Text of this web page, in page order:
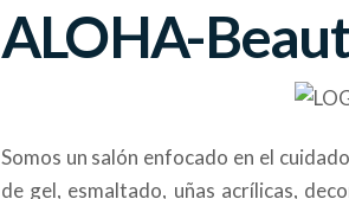
ALOHA-
Somos un salón enfocado en el
de gel, esmaltado, uñas acrílicas,